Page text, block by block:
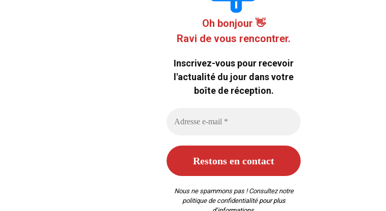
Oh bonjour 👋
Ravi de vous rencontrer.
Inscrivez-vous pour recevoir
l'actualité du jour dans votre
boîte de réception.
Nous ne spammons pas ! Consultez notre
politique de confidentialitépour plus